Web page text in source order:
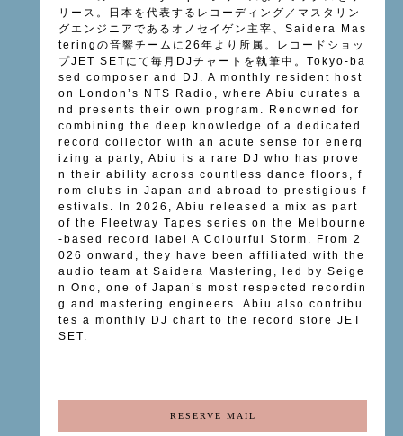
リース。日本を代表するレコーディング／マスタリン
グエンジニアであるオノセイゲン主宰、Saidera Mas
teringの音響チームに26年より所属。レコードショッ
プJET SETにて毎月DJチャートを執筆中。Tokyo-ba
sed composer and DJ. A monthly resident host
on London’s NTS Radio, where Abiu curates a
nd presents their own program. Renowned for
combining the deep knowledge of a dedicated
record collector with an acute sense for energ
izing a party, Abiu is a rare DJ who has prove
n their ability across countless dance floors, f
rom clubs in Japan and abroad to prestigious f
estivals. In 2026, Abiu released a mix as part
of the Fleetway Tapes series on the Melbourne
-based record label A Colourful Storm. From 2
026 onward, they have been affiliated with the
audio team at Saidera Mastering, led by Seige
n Ono, one of Japan’s most respected recordin
g and mastering engineers. Abiu also contribu
tes a monthly DJ chart to the record store JET
SET.
RESERVE MAIL